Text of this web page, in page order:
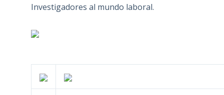
Investigadores al mundo laboral.